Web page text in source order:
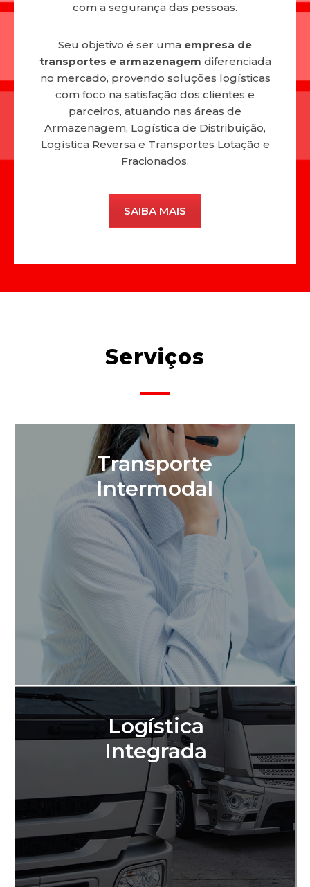
com a segurança das pessoas.
Seu objetivo é ser uma empresa de
transportes e armazenagem diferenciada
no mercado, provendo soluções logísticas
com foco na satisfação dos clientes e
parceiros, atuando nas áreas de
Armazenagem, Logística de Distribuição,
Logística Reversa e Transportes Lotação e
Fracionados.
SAIBA MAIS
Serviços
Transporte
Intermodal
Logística
Integrada